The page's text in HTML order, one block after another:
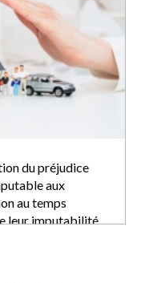
du préjudice
aux
au temps
leur imputabilité